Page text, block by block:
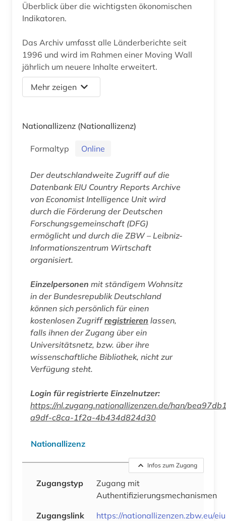
Überblick über die wichtigsten ökonomischen
Indikatoren.
Das Archiv umfasst alle Länderberichte seit
1996 und wird im Rahmen einer Moving Wall
jährlich um neuere Inhalte erweitert.
Mehr zeigen
Nationallizenz (Nationallizenz)
Formaltyp Online
Der deutschlandweite Zugriff auf die
Datenbank EIU Country Reports Archive
von Economist Intelligence Unit wird
durch die Förderung der Deutschen
Forschungsgemeinschaft (DFG)
ermöglicht und durch die ZBW – Leibniz-
Informationszentrum Wirtschaft
organisiert.
Einzelpersonen mit ständigem Wohnsitz
in der Bundesrepublik Deutschland
können sich persönlich für einen
kostenlosen Zugriffregistrieren lassen,
falls ihnen der Zugang über ein
Universitätsnetz, bzw. über ihre
wissenschaftliche Bibliothek, nicht zur
Verfügung steht.
Login für registrierte Einzelnutzer:
https://nl.zugang.nationallizenzen.de/han/
a9df-c8ca-1f2a-4b434d824d30
Nationallizenz
Infos zum Zugang
Zugangstyp
Zugang mit
Authentifizierungsmechanismen
Zugangslink
https://nationallizenzen.zbw.eu/